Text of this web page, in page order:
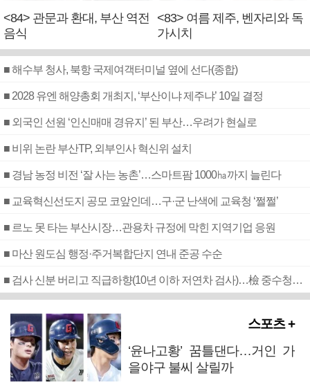
<84> 관문과 환대, 부산 역전
음식
<83> 여름 제주, 벤자리와 독
가시치
■ 해수부 청사, 북항 국제여객터미널 옆에 선다(종합)
■ 2028 유엔 해양총회 개최지, ‘부산이냐 제주냐’ 10일 결정
■ 외국인 선원 ‘인신매매 경유지’ 된 부산…우려가 현실로
■ 비위 논란 부산TP, 외부인사 혁신위 설치
■ 경남 농정 비전 ‘잘 사는 농촌’…스마트팜 1000㏊까지 늘린다
■ 교육혁신선도지 공모 코앞인데…구·군 난색에 교육청 ‘쩔쩔’
■ 르노 못 타는 부산시장…관용차 규정에 막힌 지역기업 응원
■ 마산 원도심 행정·주거복합단지 연내 준공 수순
■ 검사 신분 버리고 직급하향(10년 이하 저연차 검사)…檢 중수청행 기피
스포츠 +
‘윤나고황’ 꿈틀댄다…거인 가
을야구 불씨 살릴까